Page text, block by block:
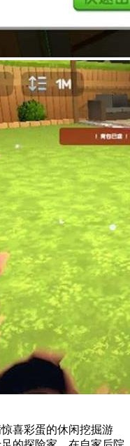
喜彩蛋的休闲挖掘游